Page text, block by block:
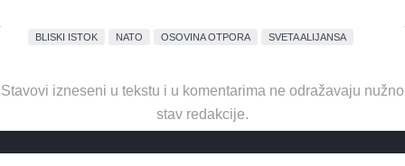
BLISKI ISTOK NATO OSOVINA OTPORA SVETA ALIJANSA
Stavovi izneseni u tekstu i u komentarima ne odražavaju nužno
stav redakcije.